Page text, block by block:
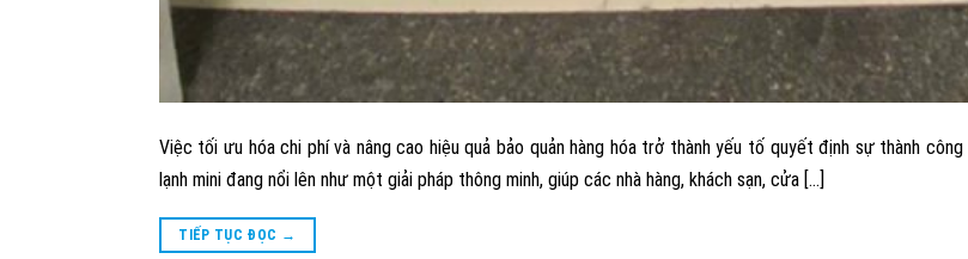
Việc tối ưu hóa chi phí và nâng cao hiệu quả bảo quản hàng hóa trở thành yếu tố quyết định sự thành
lạnh mini đang nổi lên như một giải pháp thông minh, giúp các nhà hàng, khách sạn, cửa […]
TIẾP TỤC ĐỌC →